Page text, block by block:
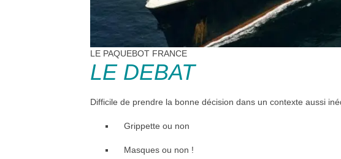
LE PAQUEBOT FRANCE
LE DEBAT
Difficile de prendre la bonne décision dans un contexte aussi
Grippette ou non
Masques ou non !